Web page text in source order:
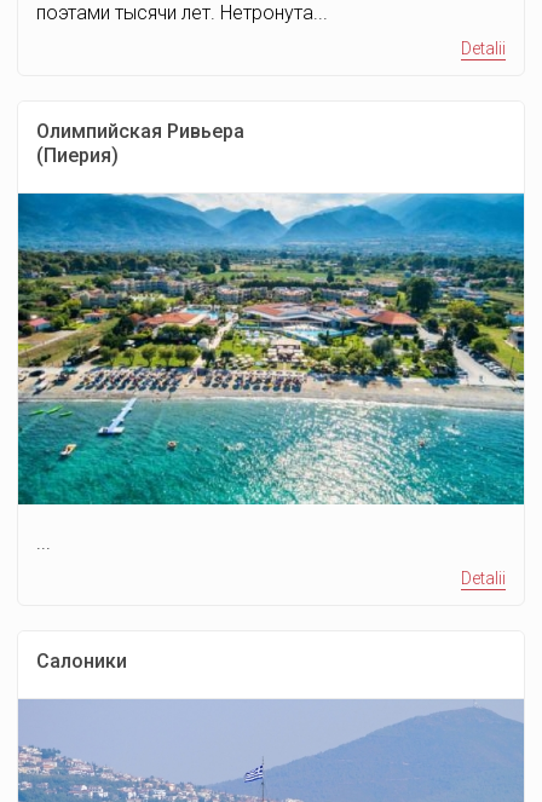
поэтами тысячи лет. Нетронута...
Detalii
Олимпийская Ривьера
(Пиерия)
...
Detalii
Салоники